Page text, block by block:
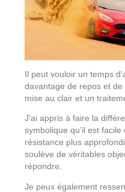
Il peut vouloir un temps
davantage de repos et
mise au clair et un
J’ai appris à faire la
symbolique qu’il est
résistance plus
soulève de véritables
répondre.
Je peux également